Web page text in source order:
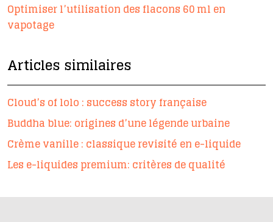
Optimiser l’utilisation des flacons 60 ml en
vapotage
Articles similaires
Cloud’s of lolo : success story française
Buddha blue: origines d’une légende urbaine
Crème vanille : classique revisité en e-liquide
Les e-liquides premium: critères de qualité